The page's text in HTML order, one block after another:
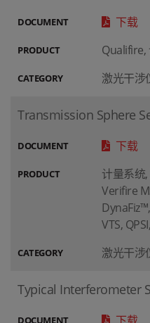
DOCUMENT 下载
PRODUCT Qualifire,
CATEGORY 激光干涉
Transmission Sphere
DOCUMENT 下载
PRODUCT
计量系统
Verifire
VTS,
CATEGORY 激光干涉
Typical Interferometer
DOCUMENT